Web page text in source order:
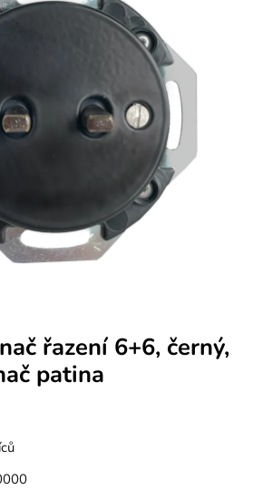
řazení 6+6, černý,
patina